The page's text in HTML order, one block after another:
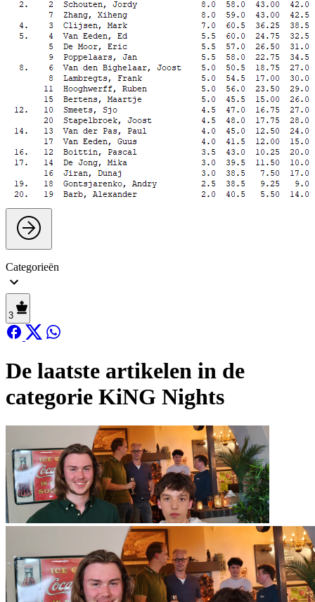
Categorieën
3
De laatste artikelen in de
categorie KiNG Nights